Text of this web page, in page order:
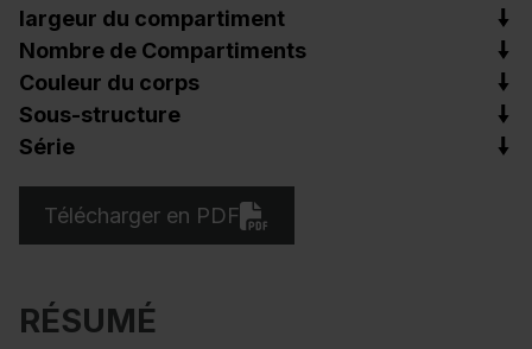
largeur du compartiment
Nombre de Compartiments
Couleur du corps
Sous-structure
Série
Télécharger en PDF
RÉSUMÉ